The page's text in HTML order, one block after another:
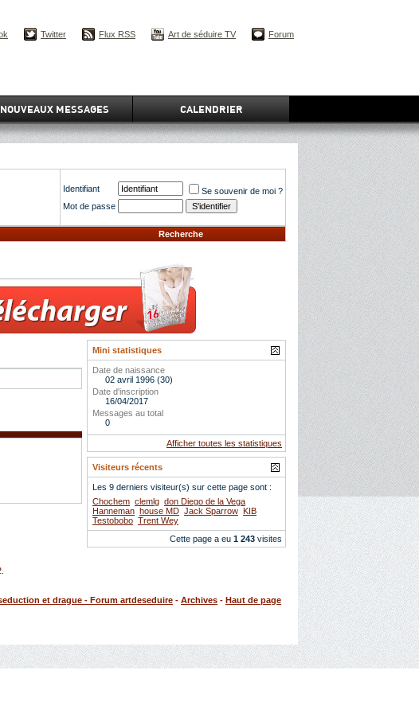
NOUVEAUX MESSAGES CALENDRIER
Twitter Flux RSS Art de séduire TV Forum
Identifiant
Se souvenir de moi ?
Mot de passe
Recherche
Mini statistiques
Date de naissance
02 avril 1996 (30)
Date d'inscription
16/04/2017
Messages au total
0
Afficher toutes les statistiques
Visiteurs récents
Les 9 derniers visiteur(s) sur cette page sont :
Chochem clemlg don Diego de la Vega
Hanneman house MD Jack Sparrow KIB
Testobobo Trent Wey
Cette page a eu 1 243 visites
.
et drague - Forum artdeseduire - Archives - Haut de page